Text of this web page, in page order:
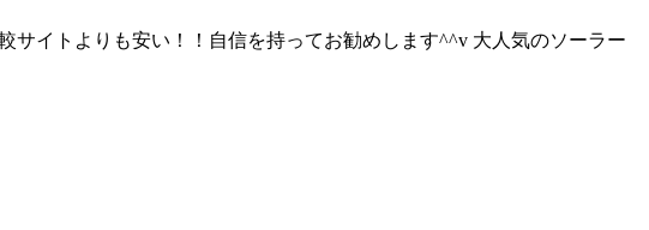
サイトよりも安い！！自信を持ってお勧めします^^v 大人気のソーラー